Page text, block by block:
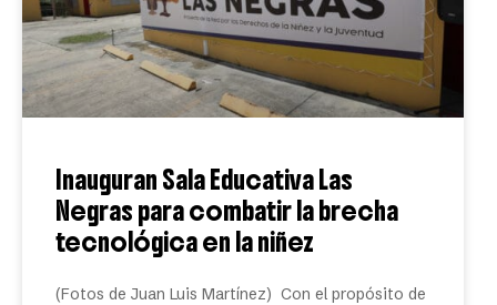
Inauguran Sala Educativa Las
Negras para combatir la brecha
tecnológica en la niñez
(Fotos de Juan Luis Martínez) Con el propósito de